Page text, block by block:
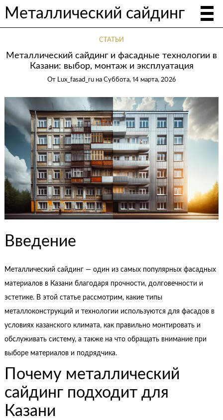
Металлический сайдинг
СТАТЬИ
Металлический сайдинг и фасадные технологии в
Казани: выбор, монтаж и эксплуатация
От Lux_fasad_ru на Суббота, 14 марта, 2026
Введение
Металлический сайдинг — один из самых популярных фасадных
материалов в Казани благодаря прочности, долговечности и
эстетике. В этой статье рассмотрим, какие типы
металлоконструкций и технологии используются для фасадов в
условиях казанского климата, как правильно монтировать и
обслуживать систему, а также на что обращать внимание при
выборе материалов и подрядчика.
Почему металлический
сайдинг подходит для
Казани